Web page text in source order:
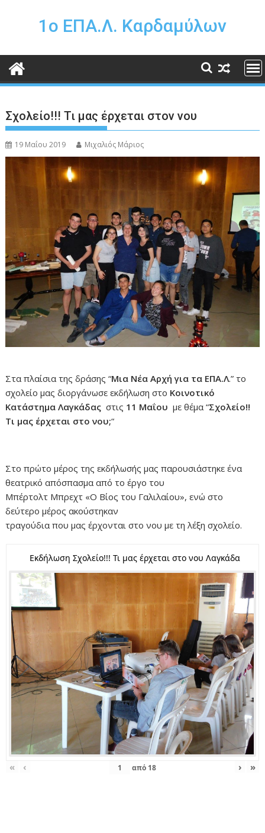
περιεχόμενο1o ΕΠΑ.Λ. Καρδαμύλων
Σχολείο!!! Τι μας έρχεται στον νου
19 Μαΐου 2019 Μιχαλιός Μάριος
Στα πλαίσια της δράσης “Μια Νέα Αρχή για τα ΕΠΑ.Λ.” το
σχολείο μας διοργάνωσε εκδήλωση στο Κοινοτικό
Κατάστημα Λαγκάδας στις 11 Μαΐου με θέμα “Σχολείο!!
Τι μας έρχεται στο νου;“
Στο πρώτο μέρος της εκδήλωσής μας παρουσιάστηκε ένα
θεατρικό απόσπασμα από το έργο του
Μπέρτολτ Μπρεχτ «Ο Βίος του Γαλιλαίου», ενώ στο
δεύτερο μέρος ακούστηκαν
τραγούδια που μας έρχονται στο νου με τη λέξη σχολείο.
Εκδήλωση Σχολείο!!! Τι μας έρχεται στο νου Λαγκάδα
« ‹ από 18 › »